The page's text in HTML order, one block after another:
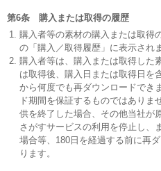
第6条 購入または取得の履歴
購入者等の素材の購入または取得
の「購入／取得履歴」に表示されま
購入者等は、購入または取得した
は取得後、購入日または取得日を
から何度でも再ダウンロードでき
ド期間を保証するものではありま
供を終了した場合、その他当社が
さがすサービスの利用を停止し、
場合等、180日を経過する前に再
ります。